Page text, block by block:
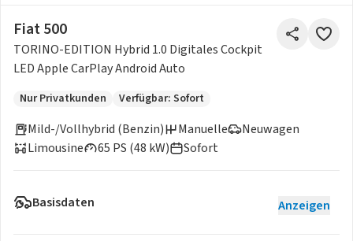
Fiat 500
TORINO-EDITION Hybrid 1.0 Digitales Cockpit
LED Apple CarPlay Android Auto
Nur Privatkunden Verfügbar: Sofort
Mild-/Vollhybrid (Benzin)
Neuwagen
65 PS (48 kW)
Manuelle
Limousine
Sofort
Basisdaten Anzeigen